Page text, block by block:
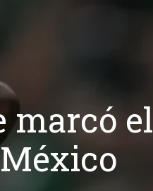
marcó el